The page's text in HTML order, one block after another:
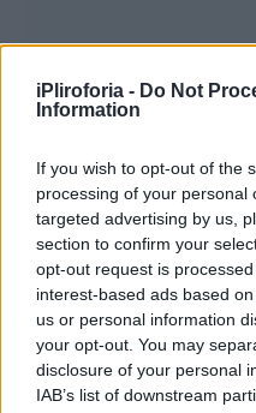
iPliroforia - Do Not
Information
If you wish to opt-out of the
processing of your personal
targeted advertising by us,
section to confirm your
opt-out request is
interest-based ads based
us or personal information
your opt-out. You may
disclosure of your personal
IAB’s list of downstream